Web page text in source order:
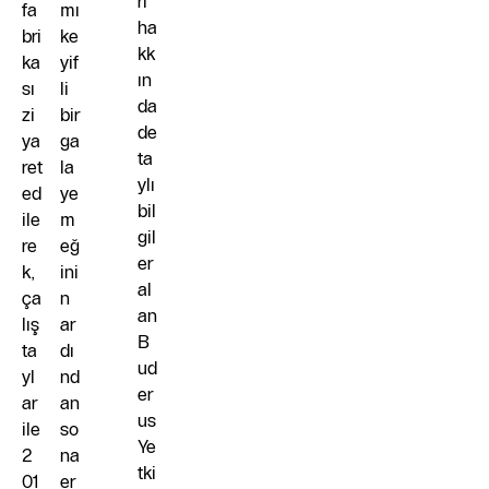
fa
bri
ka
sı
zi
ya
ret
ed
ile
re
k,
ça
lış
ta
yl
ar
ile
2
01
mı
ke
yif
li
bir
ga
la
ye
m
eğ
ini
n
ar
dı
nd
an
so
na
er
ha
kk
ın
da
de
ta
ylı
bil
gil
er
al
an
B
ud
er
us
Ye
tki